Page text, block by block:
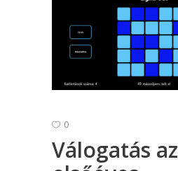
0
Válogatás az